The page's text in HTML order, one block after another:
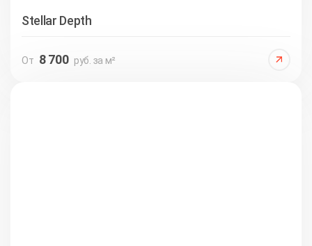
Stellar Depth
От 8 700 руб. за м²